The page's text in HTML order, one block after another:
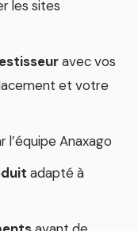
les sites
avec vos
et votre
l’équipe Anaxago
adapté à